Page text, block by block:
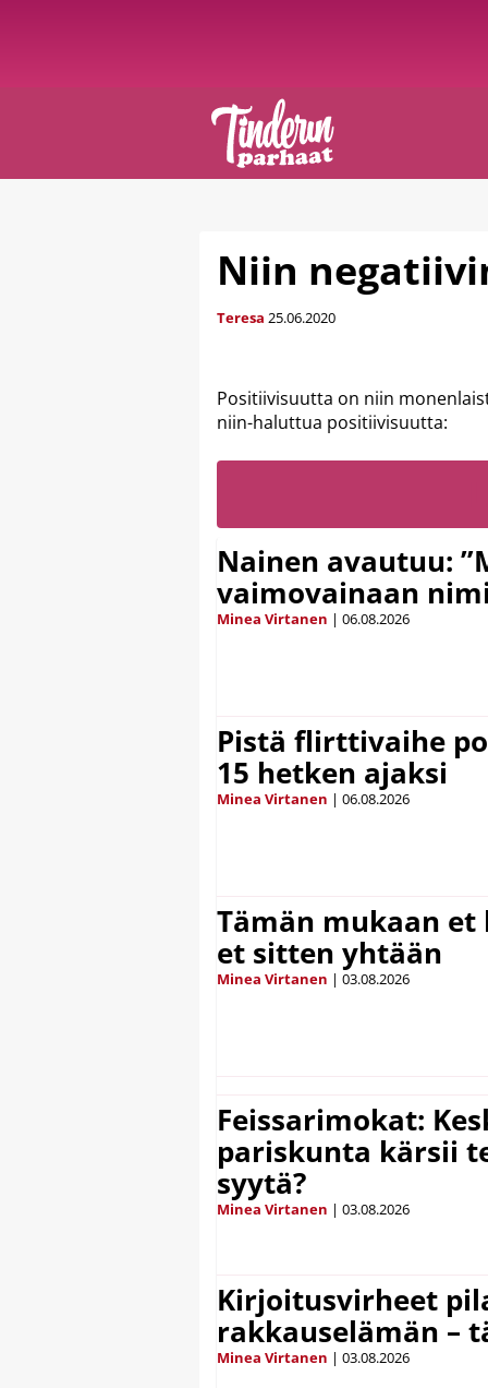
Niin
Teresa 25.06.2020
Positiivisuutta on niin
niin-haluttua positiivisuutta:
Nainen avautuu:
vaimovainaan
Minea Virtanen | 06.08.2026
Pistä flirttivaihe
15 hetken ajaksi
Minea Virtanen | 06.08.2026
Tämän mukaan
et sitten yhtään
Minea Virtanen | 03.08.2026
Feissarimokat:
pariskunta kärsii
syytä?
Minea Virtanen | 03.08.2026
Kirjoitusvirheet
rakkauselämän –
Minea Virtanen | 03.08.2026